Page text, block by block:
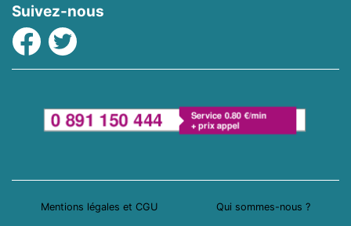
Suivez-nous
Facebook
Twitter
Mentions légales et CGU Qui sommes-nous ?